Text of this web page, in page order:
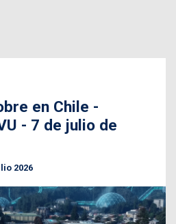
en Chile -
- 7 de julio de
2026